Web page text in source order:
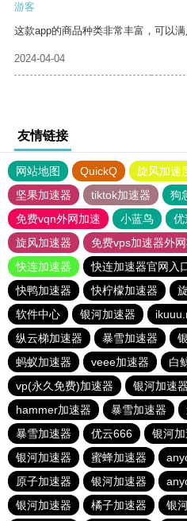
游客
这款app的商品种类非常丰富，可以满
2024-04-04
友情链接
网站地图 QuickQ 旋风加速
坚果加速器
tiktok加速器
狗
免费vqn外网加速
小蓝鸟 优
旋风加速器
免费vps加速器外
快连加速器
快连加速器官网入
快鸭加速器
快柠檬加速器
软件中心
银河加速器
纵云梯加速器
暴雪加速器
蚂蚁加速器
veee加速器
白
vp(永久免费)加速器
银河加速器
hammer加速器
暴雪加速器
暴雪加速器
优云666 银河
银河加速器
蜜蜂加速器
原子加速器
银河加速器
银河加速器
橘子加速器 银